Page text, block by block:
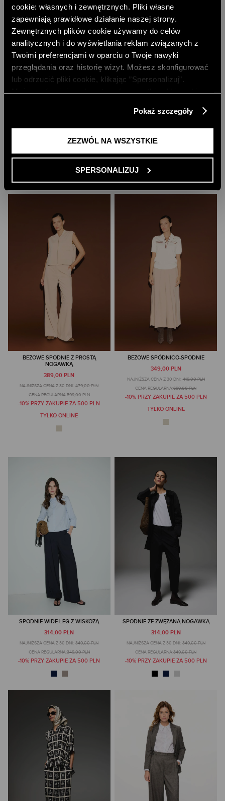
cookie: własnych i zewnętrznych. Pliki własne
zapewniają prawidłowe działanie naszej strony.
Zewnętrznych plików cookie używamy do celów
analitycznych i do wyświetlania reklam związanych z
Twoimi preferencjami w oparciu o Twoje nawyki
przeglądania oraz historię wizyt. Możesz skonfigurować
lub odrzucić pliki cookie, klikając ”Spersonalizuj”.
Polityce Prywatności
Pokaż szczegóły
ZEZWÓL NA WSZYSTKIE
SPERSONALIZUJ
299,00 PLN
NAJNIŻSZA CENA Z 30 DNI: 319,00 PLN
-10% PRZY ZAKUPIE ZA 500 PLN
SPODNIE Z NIEREGULARNYM PRINTEM
CENA REGULARNA:
-10% PRZY ZAKUPIE ZA 500 PLN
BEŻOWE SPODNIE Z PROSTĄ
NOGAWKĄ
389,00 PLN
NAJNIŻSZA CENA Z 30 DNI: 479,00 PLN
CENA REGULARNA:599,00 PLN
-10% PRZY ZAKUPIE ZA 500 PLN
TYLKO ONLINE
BEŻOWE SPÓDNICO-SPODNIE
349,00 PLN
NAJNIŻSZA CENA Z 30 DNI: 419,00 PLN
CENA REGULARNA:699,00 PLN
-10% PRZY ZAKUPIE ZA 500 PLN
TYLKO ONLINE
SPODNIE WIDE LEG Z WISKOZĄ
314,00 PLN
NAJNIŻSZA CENA Z 30 DNI: 349,00 PLN
CENA REGULARNA:349,00 PLN
-10% PRZY ZAKUPIE ZA 500 PLN
SPODNIE ZE ZWĘŻANĄ NOGAWKĄ
314,00 PLN
NAJNIŻSZA CENA Z 30 DNI: 349,00 PLN
CENA REGULARNA:349,00 PLN
-10% PRZY ZAKUPIE ZA 500 PLN